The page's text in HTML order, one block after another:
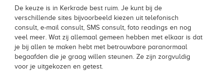
De keuze is in Kerkrade best ruim. Je kunt bij de
verschillende sites bijvoorbeeld kiezen uit telefonisch
consult, e-mail consult, SMS consult, foto readings en nog
veel meer. Wat zij allemaal gemeen hebben met elkaar is dat
je bij allen te maken hebt met betrouwbare paranormaal
begaafden die je graag willen steunen. Ze zijn zorgvuldig
voor je uitgekozen en getest.